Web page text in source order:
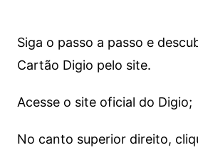
Siga o passo a passo e
Cartão Digio pelo site.
Acesse o site oficial do Digio;
No canto superior direito,